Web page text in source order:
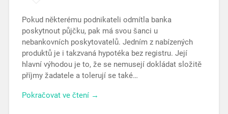
Pokud některému podnikateli odmítla banka
poskytnout půjčku, pak má svou šanci u
nebankovních poskytovatelů. Jedním z nabízených
produktů je i takzvaná hypotéka bez registru. Její
hlavní výhodou je to, že se nemusejí dokládat složitě
příjmy žadatele a tolerují se také…
Pokračovat ve čtení →